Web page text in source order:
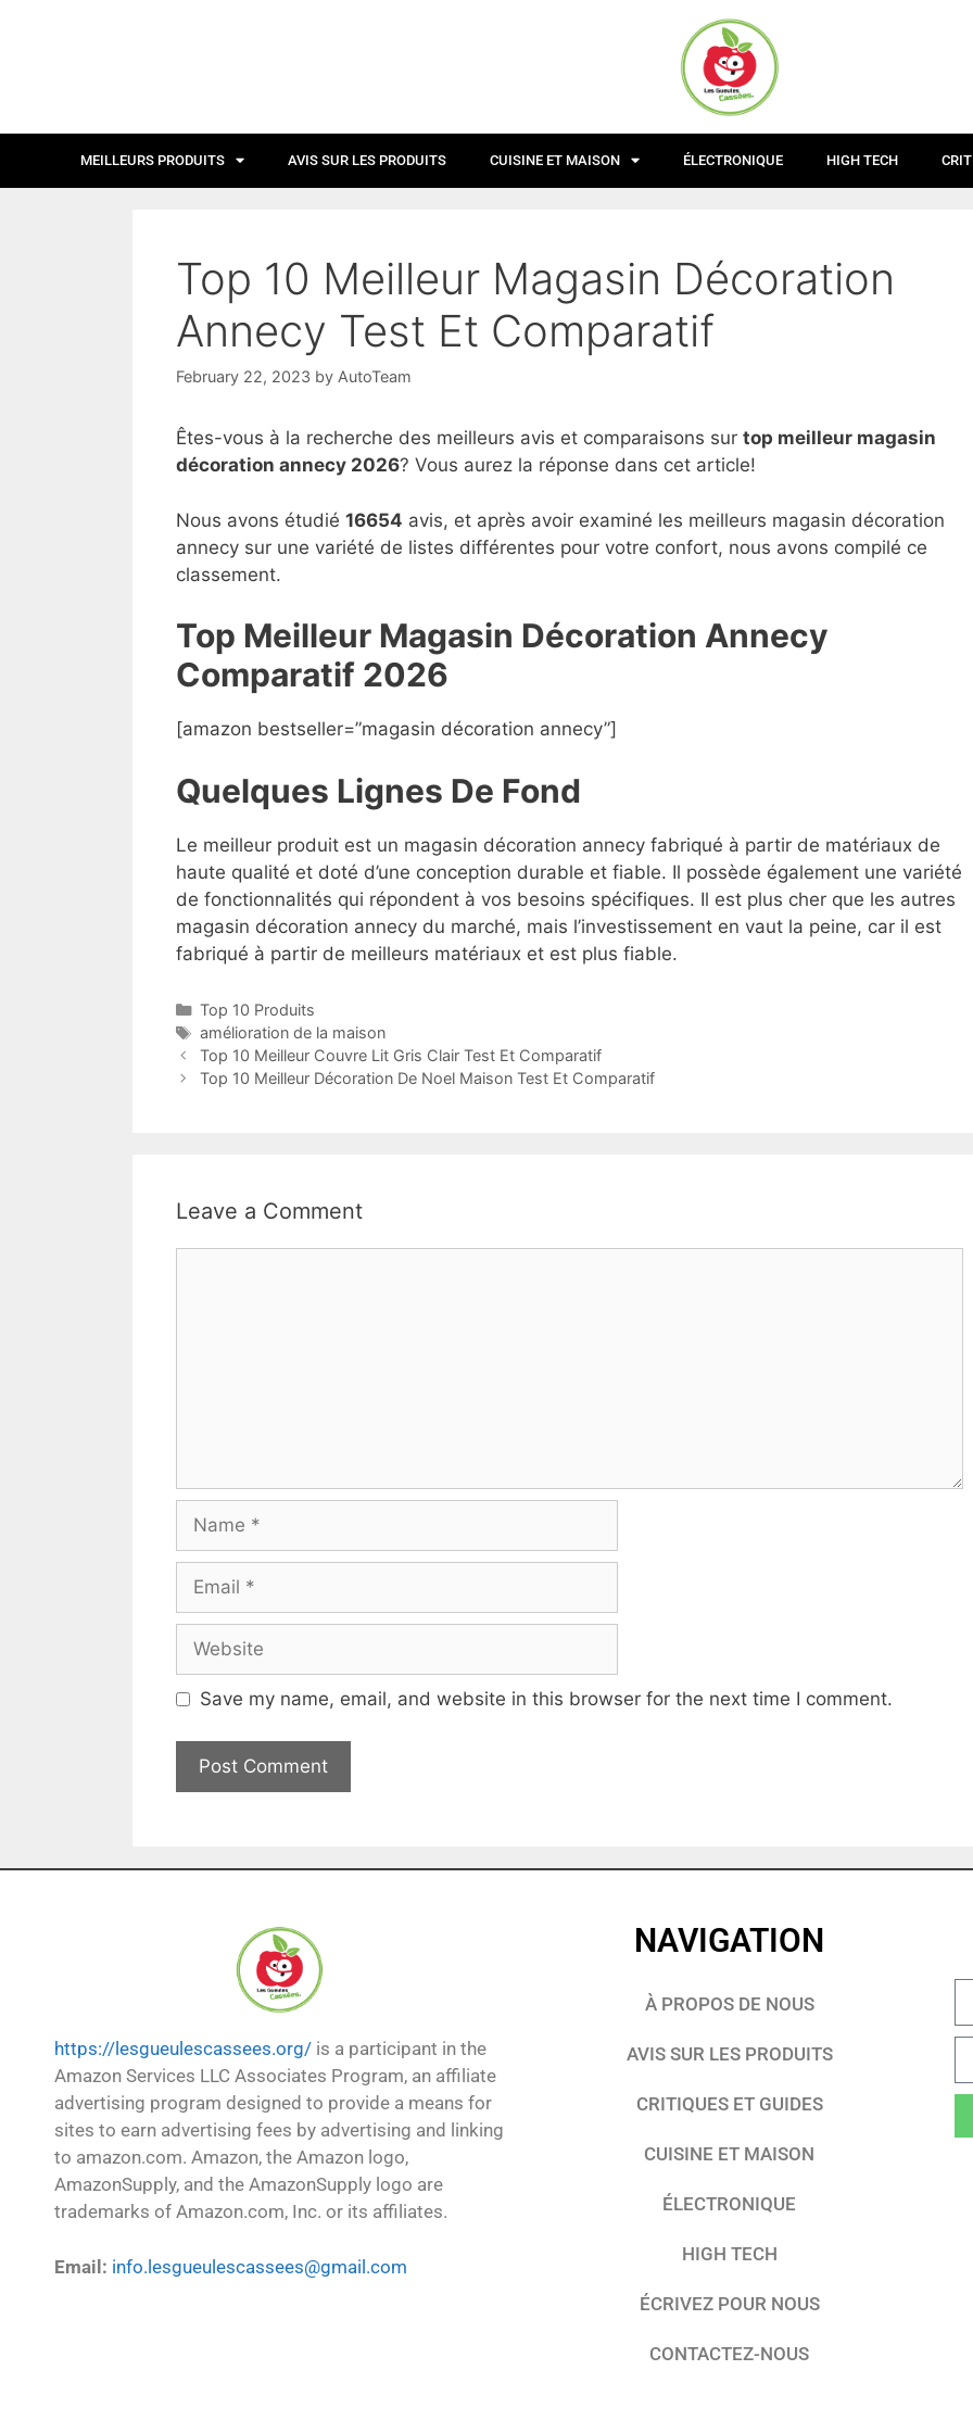
MEILLEURS PRODUITS AVIS SUR LES PRODUITS CUISINE ET MAISON ÉLECTRONIQUE HIGH TECH
Top 10 Meilleur Magasin Décoration
Annecy Test Et Comparatif
February 22, 2023 by AutoTeam
Êtes-vous à la recherche des meilleurs avis et comparaisons sur top meilleur magasin
décoration annecy 2026? Vous aurez la réponse dans cet article!
Nous avons étudié 16654 avis, et après avoir examiné les meilleurs magasin décoration
annecy sur une variété de listes différentes pour votre confort, nous avons compilé ce
classement.
Top Meilleur Magasin Décoration Annecy
Comparatif 2026
[amazon bestseller=”magasin décoration annecy”]
Quelques Lignes De Fond
Le meilleur produit est un magasin décoration annecy fabriqué à partir de matériaux de
haute qualité et doté d’une conception durable et fiable. Il possède également une variété
de fonctionnalités qui répondent à vos besoins spécifiques. Il est plus cher que les autres
magasin décoration annecy du marché, mais l’investissement en vaut la peine, car il est
fabriqué à partir de meilleurs matériaux et est plus fiable.
Top 10 Produits
amélioration de la maison
Top 10 Meilleur Couvre Lit Gris Clair Test Et Comparatif
Top 10 Meilleur Décoration De Noel Maison Test Et Comparatif
Leave a Comment
Save my name, email, and website in this browser for the next time I comment.
https://lesgueulescassees.org/ is a participant in the
Amazon Services LLC Associates Program, an affiliate
advertising program designed to provide a means for
sites to earn advertising fees by advertising and linking
to amazon.com. Amazon, the Amazon logo,
AmazonSupply, and the AmazonSupply logo are
trademarks of Amazon.com, Inc. or its affiliates.
Email: info.lesgueulescassees@gmail.com
NAVIGATION
À PROPOS DE NOUS
AVIS SUR LES PRODUITS
CRITIQUES ET GUIDES
CUISINE ET MAISON
ÉLECTRONIQUE
HIGH TECH
ÉCRIVEZ POUR NOUS
CONTACTEZ-NOUS